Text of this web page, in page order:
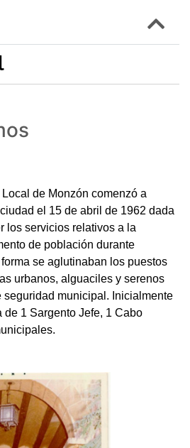
de Monzón comenzó a
el 15 de abril de 1962 dada
los servicios relativos a la
de población durante
se aglutinaban los puestos
urbanos, alguaciles y serenos
seguridad municipal. Inicialmente
de 1 Sargento Jefe, 1 Cabo